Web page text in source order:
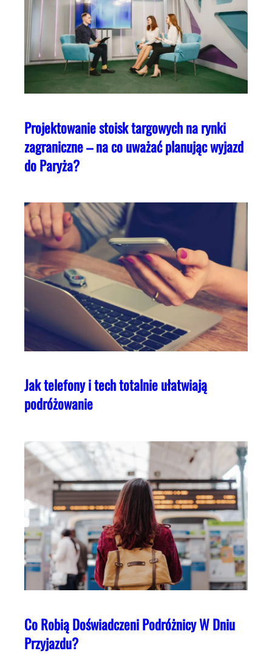
Projektowanie stoisk targowych na rynki
zagraniczne – na co uważać planując wyjazd
do Paryża?
Jak telefony i tech totalnie ułatwiają
podróżowanie
Co Robią Doświadczeni Podróżnicy W Dniu
Przyjazdu?